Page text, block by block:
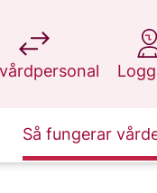
at 1177.se
at
Så fungerar